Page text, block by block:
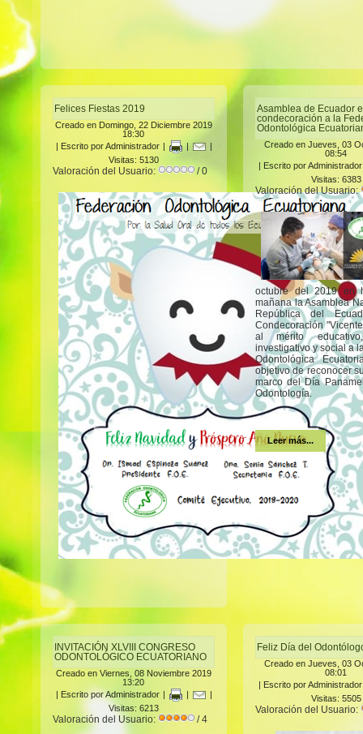
Felices Fiestas 2019
Creado en Domingo, 22 Diciembre 2019
18:30
| Escrito por Administrador | |
|
Visitas: 5130
Valoración del Usuario: / 0
Asamblea de Ecuador
condecoración a la
Odontológica
Creado en Jueves, 03
08:54
| Escrito por Administrador
Visitas: 6383
Valoración del Usuario:
octubre del 2019 en
mañana la Asamblea
República del
Condecoración
al mérito
investigativo y social a
Odontológica
objetivo de reconocer
marco del Día
Odontología.
Leer más...
INVITACIÓN XLVIII CONGRESO
ODONTOLÓGICO ECUATORIANO
Creado en Viernes, 08 Noviembre 2019
13:20
| Escrito por Administrador | |
|
Visitas: 6213
Valoración del Usuario:
/ 4
Feliz Día del
Creado en Jueves, 03
08:01
| Escrito por Administrador
Visitas: 5505
Valoración del Usuario: